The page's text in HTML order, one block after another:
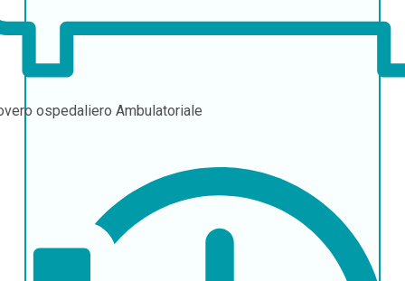
ospedaliero Ambulatoriale